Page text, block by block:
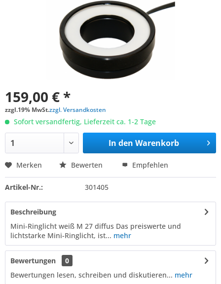
159,00 € *
zzgl.19% MwSt.zzgl. Versandkosten
Sofort versandfertig, Lieferzeit ca. 1-2 Tage
In den Warenkorb
Merken Bewerten Empfehlen
Artikel-Nr.: 301405
Beschreibung
Mini-Ringlicht weiß M 27 diffus Das preiswerte und
lichtstarke Mini-Ringlicht, ist... mehr
Bewertungen
0
Bewertungen lesen, schreiben und diskutieren... mehr